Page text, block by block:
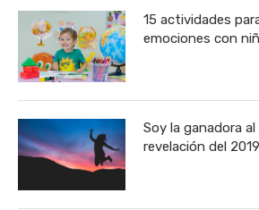
15 actividades
emociones con
Soy la ganadora
revelación del 2019